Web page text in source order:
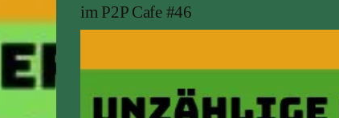
im P2P Cafe #46